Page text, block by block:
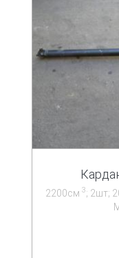
2200см 3; 2шт;